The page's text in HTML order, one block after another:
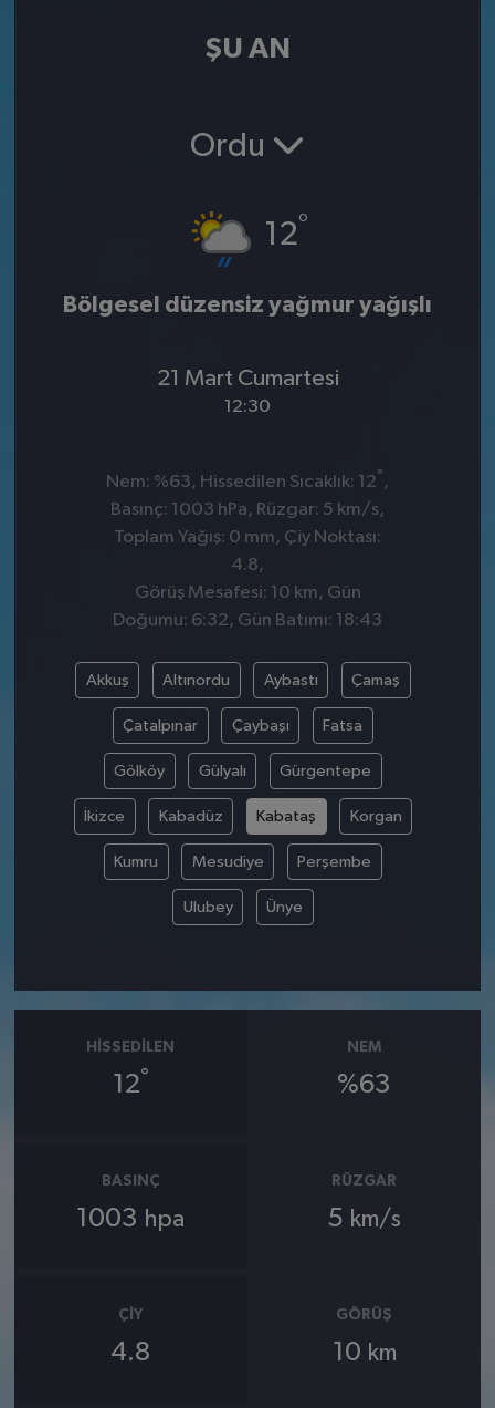
ŞU AN
Ordu
12°
Bölgesel düzensiz yağmur yağışlı
21 Mart Cumartesi
12:30
Nem: %63, Hissedilen Sıcaklık: 12° ,
Basınç: 1003 hPa, Rüzgar: 5 km/s,
Toplam Yağış: 0 mm, Çiy Noktası:
4.8,
Görüş Mesafesi: 10 km, Gün
Doğumu: 6:32, Gün Batımı: 18:43
Akkuş Altınordu Aybastı Çamaş
Çatalpınar Çaybaşı Fatsa
Gölköy Gülyalı Gürgentepe
İkizce Kabadüz Kabataş Korgan
Kumru Mesudiye Perşembe
Ulubey Ünye
HISSEDILEN
12°
NEM
%63
BASINÇ
1003 hpa
RÜZGAR
5 km/s
ÇIY
4.8
GÖRÜŞ
10 km